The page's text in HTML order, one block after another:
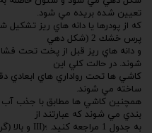
تعيين شده بريده مي شود.
پرس خشك 2 (شكل دهي
و دانه هاي ريز قبل از پخت تحت
شوند. در حالت كلي اين
كاشي ها تحت رواداري هاي ابعادي
ساخته مي شوند.
همچنين كاشي ها مطابق با جذب
بندي مي شوند كه عبارتند از